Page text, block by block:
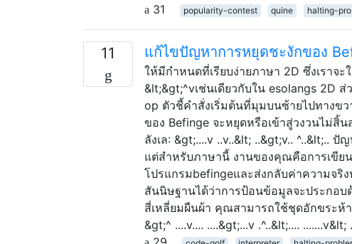
31
popularity-contest quine halting-
11 แก้ไขปัญหาการหยุดชะงักของ
ให้มีกำหนดที่เรียบง่ายภาษา 2D ซึ่งเราจ
&lt;&gt;^vเช่นเดียวกับใน esolangs 2D
op ตัวชี้คำสั่งเริ่มต้นที่มุมบนซ้ายไปทางข
ของ Befinge จะหยุดหรือเข้าสู่วงวนไม่สิ้น
ลังเล: &gt;....v ..v..&lt; ..&gt;v.. ^..&lt;..
แต่สำหรับภาษานี้ งานของคุณคือการเขี
โปรแกรมbefingeและส่งกลับค่าความจ
สันนิษฐานได้ว่าการป้อนข้อมูลจะประกอบ
สี่เหลี่ยมผืนผ้า คุณสามารถใช้ชุดอักขระห้
&gt;^ ....v.... ....&gt;...v .^..&lt;....